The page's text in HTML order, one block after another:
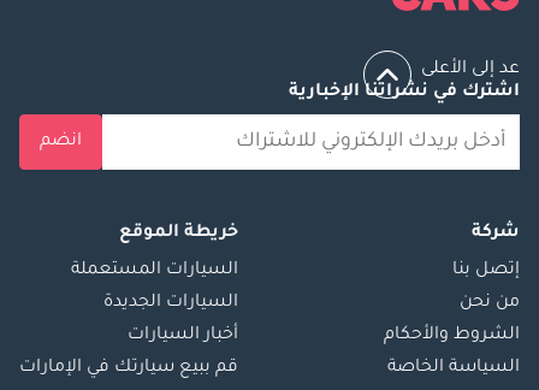
عد إلى الأعلى
اشترك في نشراتنا الإخبارية
انضم
شركة
إتصل بنا
من نحن
الشروط والأحكام
السياسة الخاصة
خريطة الموقع
السيارات المستعملة
السيارات الجديدة
أخبار السيارات
قم ببيع سيارتك في الإمارات